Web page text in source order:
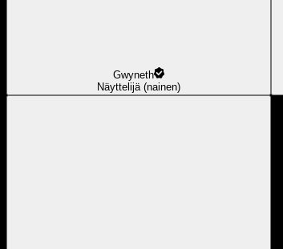
Gwyneth
Näyttelijä (nainen)